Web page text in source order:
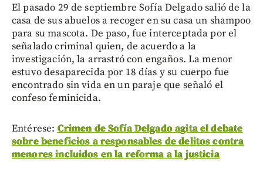
El pasado 29 de septiembre Sofía Delgado salió de la
casa de sus abuelos a recoger en su casa un shampoo
para su mascota. De paso, fue interceptada por el
señalado criminal quien, de acuerdo a la
investigación, la arrastró con engaños. La menor
estuvo desaparecida por 18 días y su cuerpo fue
encontrado sin vida en un paraje que señaló el
confeso feminicida.
Entérese: Crimen de Sofía Delgado agita el debate
sobre beneficios a responsables de delitos contra
menores incluidos en la reforma a la justicia